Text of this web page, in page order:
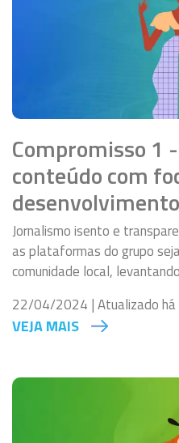
Compromisso 1
conteúdo com
Jornalismo isento e
as plataformas do grupo
comunidade local,
22/04/2024 | Atualizado há
VEJA MAIS